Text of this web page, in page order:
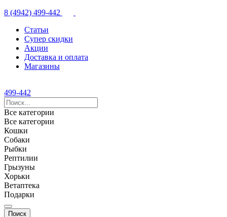
8 (4942) 499-442
Статьи
Супер скидки
Акции
Доставка и оплата
Магазины
499-442
Все категории
Все категории
Кошки
Собаки
Рыбки
Рептилии
Грызуны
Хорьки
Ветаптека
Подарки